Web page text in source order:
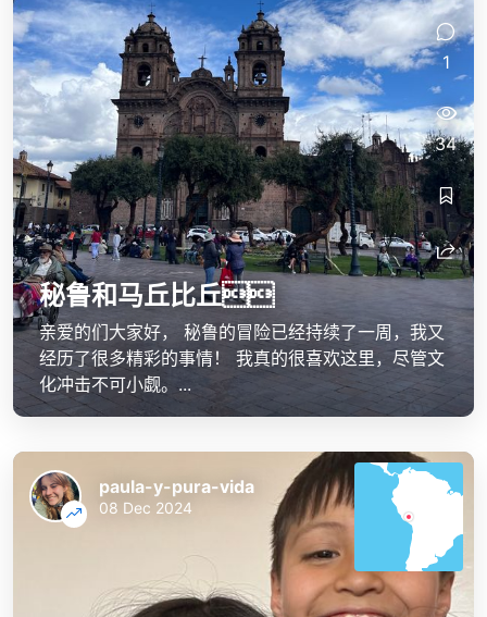
秘鲁和马丘比丘
亲爱的们大家好， 秘鲁的冒险已经持续了一周，我又
经历了很多精彩的事情！ 我真的很喜欢这里，尽管文
化冲击不可小觑。...
1
34
paula-y-pura-vida
08 Dec 2024